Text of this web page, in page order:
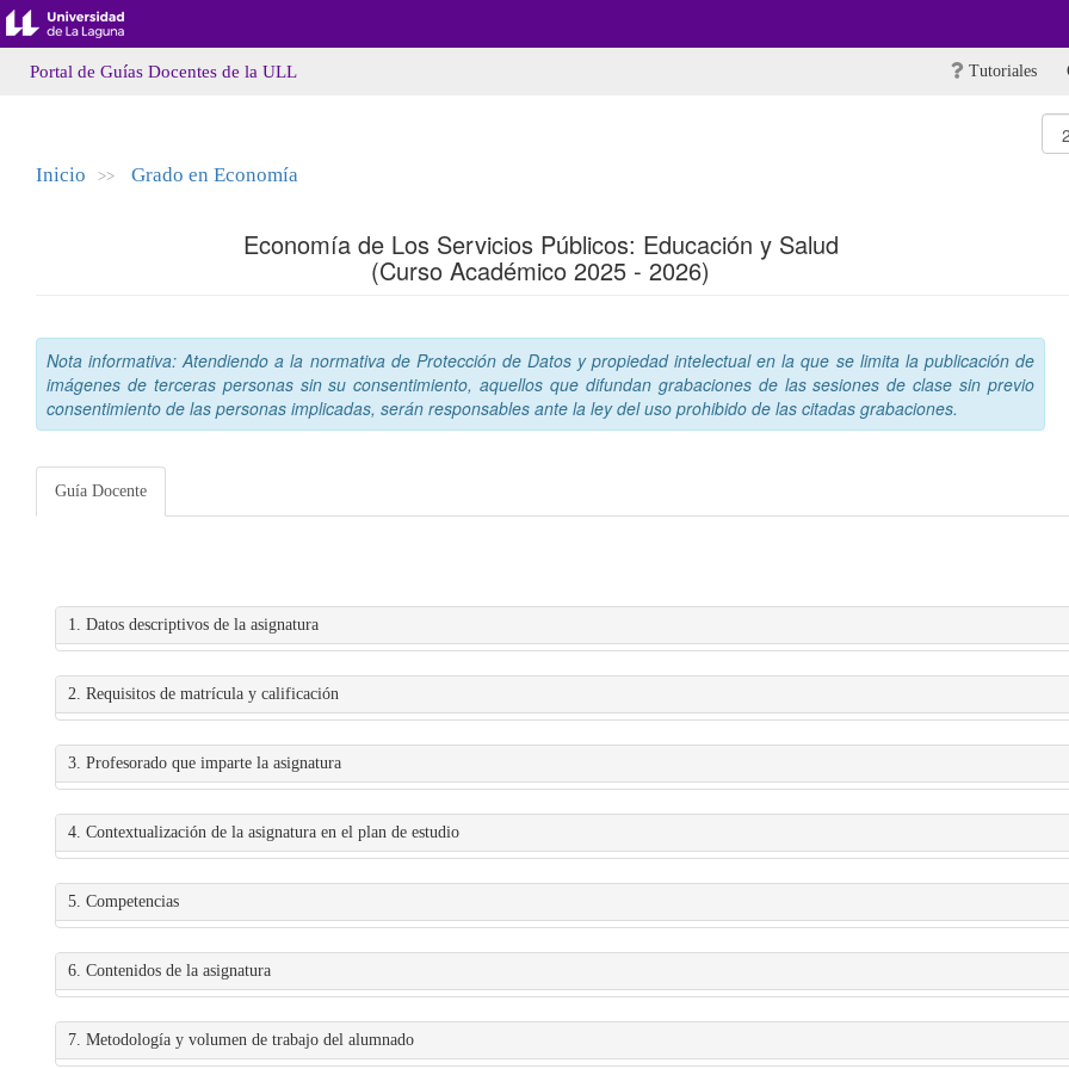
Portal de Guías Docentes de la ULL Tutoriales
Inicio >> Grado en Economía
Economía de Los Servicios Públicos: Educación y Salud
(Curso Académico 2025 - 2026)
Nota informativa: Atendiendo a la normativa de Protección de Datos y propiedad intelectual en la que se limita la publicación de
imágenes de terceras personas sin su consentimiento, aquellos que difundan grabaciones de las sesiones de clase sin previo
consentimiento de las personas implicadas, serán responsables ante la ley del uso prohibido de las citadas grabaciones.
Guía Docente
1. Datos descriptivos de la asignatura
2. Requisitos de matrícula y calificación
3. Profesorado que imparte la asignatura
4. Contextualización de la asignatura en el plan de estudio
5. Competencias
6. Contenidos de la asignatura
7. Metodología y volumen de trabajo del alumnado